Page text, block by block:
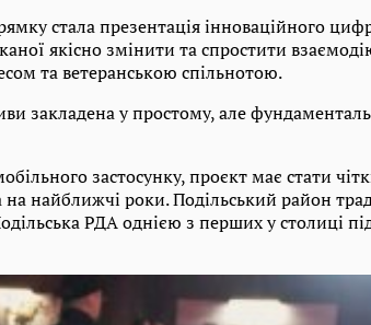
стала презентація інноваційного
якісно змінити та спростити
та ветеранською спільнотою.
закладена у простому, але
застосунку, проєкт має стати
на найближчі роки. Подільський район
РДА однією з перших у столиці